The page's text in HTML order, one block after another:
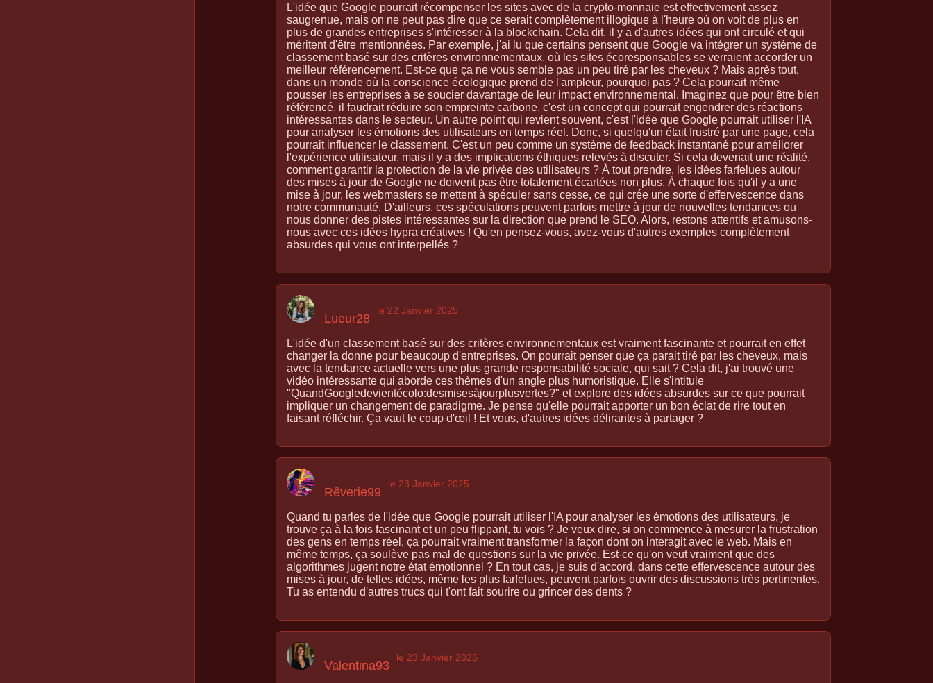
L'idée que Google pourrait récompenser les sites avec de la crypto-monnaie est effectivement assez
saugrenue, mais on ne peut pas dire que ce serait complètement illogique à l'heure où on voit de plus en
plus de grandes entreprises s'intéresser à la blockchain. Cela dit, il y a d'autres idées qui ont circulé et qui
méritent d'être mentionnées. Par exemple, j'ai lu que certains pensent que Google va intégrer un système de
classement basé sur des critères environnementaux, où les sites écoresponsables se verraient accorder un
meilleur référencement. Est-ce que ça ne vous semble pas un peu tiré par les cheveux ? Mais après tout,
dans un monde où la conscience écologique prend de l'ampleur, pourquoi pas ? Cela pourrait même
pousser les entreprises à se soucier davantage de leur impact environnemental. Imaginez que pour être bien
référencé, il faudrait réduire son empreinte carbone, c'est un concept qui pourrait engendrer des réactions
intéressantes dans le secteur. Un autre point qui revient souvent, c'est l'idée que Google pourrait utiliser l'IA
pour analyser les émotions des utilisateurs en temps réel. Donc, si quelqu'un était frustré par une page, cela
pourrait influencer le classement. C'est un peu comme un système de feedback instantané pour améliorer
l'expérience utilisateur, mais il y a des implications éthiques relevés à discuter. Si cela devenait une réalité,
comment garantir la protection de la vie privée des utilisateurs ? À tout prendre, les idées farfelues autour
des mises à jour de Google ne doivent pas être totalement écartées non plus. À chaque fois qu'il y a une
mise à jour, les webmasters se mettent à spéculer sans cesse, ce qui crée une sorte d'effervescence dans
notre communauté. D'ailleurs, ces spéculations peuvent parfois mettre à jour de nouvelles tendances ou
nous donner des pistes intéressantes sur la direction que prend le SEO. Alors, restons attentifs et amusons-
nous avec ces idées hypra créatives ! Qu'en pensez-vous, avez-vous d'autres exemples complètement
absurdes qui vous ont interpellés ?
Lueur28
le 22 Janvier 2025
L'idée d'un classement basé sur des critères environnementaux est vraiment fascinante et pourrait en effet
changer la donne pour beaucoup d'entreprises. On pourrait penser que ça parait tiré par les cheveux, mais
avec la tendance actuelle vers une plus grande responsabilité sociale, qui sait ? Cela dit, j'ai trouvé une
vidéo intéressante qui aborde ces thèmes d'un angle plus humoristique. Elle s'intitule
"QuandGoogledevientécolo:desmisesàjourplusvertes?" et explore des idées absurdes sur ce que pourrait
impliquer un changement de paradigme. Je pense qu'elle pourrait apporter un bon éclat de rire tout en
faisant réfléchir. Ça vaut le coup d'œil ! Et vous, d'autres idées délirantes à partager ?
Rêverie99
le 23 Janvier 2025
Quand tu parles de l'idée que Google pourrait utiliser l'IA pour analyser les émotions des utilisateurs, je
trouve ça à la fois fascinant et un peu flippant, tu vois ? Je veux dire, si on commence à mesurer la frustration
des gens en temps réel, ça pourrait vraiment transformer la façon dont on interagit avec le web. Mais en
même temps, ça soulève pas mal de questions sur la vie privée. Est-ce qu'on veut vraiment que des
algorithmes jugent notre état émotionnel ? En tout cas, je suis d'accord, dans cette effervescence autour des
mises à jour, de telles idées, même les plus farfelues, peuvent parfois ouvrir des discussions très pertinentes.
Tu as entendu d'autres trucs qui t'ont fait sourire ou grincer des dents ?
Valentina93
le 23 Janvier 2025